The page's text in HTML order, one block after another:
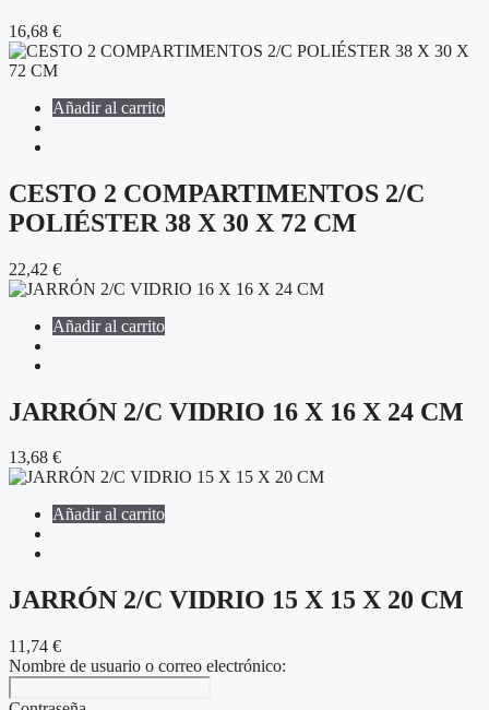
16,68 €
Añadir al carrito
CESTO 2 COMPARTIMENTOS 2/C
POLIÉSTER 38 X 30 X 72 CM
22,42 €
Añadir al carrito
JARRÓN 2/C VIDRIO 16 X 16 X 24 CM
13,68 €
Añadir al carrito
JARRÓN 2/C VIDRIO 15 X 15 X 20 CM
11,74 €
Nombre de usuario o correo electrónico: